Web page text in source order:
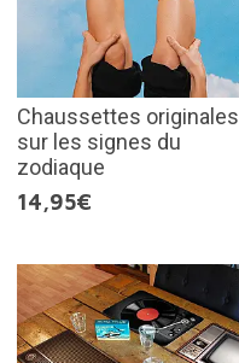
Chaussettes originales
sur les signes du
zodiaque
14,95€